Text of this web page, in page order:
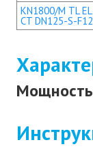
KN1800/M TL
CT DN125-S-
Мощность